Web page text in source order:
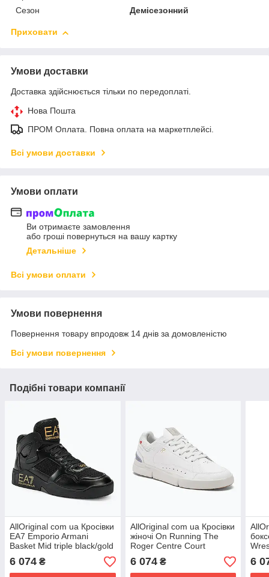
Сезон
Демісезонний
Приховати
Умови доставки
Доставка здійснюється тільки по передоплаті.
Нова Пошта
ПРОМ Оплата. Повна оплата на маркетплейсі.
Всі умови доставки
Умови оплати
Ви отримаєте замовлення
або гроші повернуться на вашу картку
Детальніше
Всі умови оплати
Умови повернення
Повернення товару впродовж 14 днів за домовленістю
Всі умови повернення
Подібні товари компанії
AllOriginal com ua Кросівки
EA7 Emporio Armani
Basket Mid triple black/gold
РОЗМІРИ ЗАПИТУЙТЕ
6 074 ₴
AllOriginal com ua Кросівки
жіночі On Running The
Roger Centre Court
white/lavender РОЗМІРИ
ЗАПИТУЙТЕ
6 074₴ 6